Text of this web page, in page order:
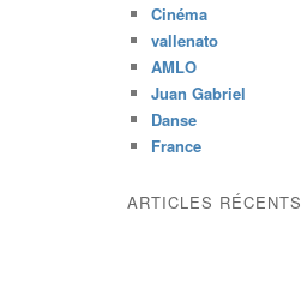
Cinéma
vallenato
AMLO
Juan Gabriel
Danse
France
ARTICLES RÉCENTS